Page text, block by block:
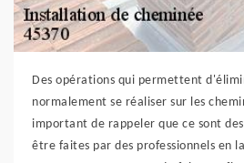
Des opérations qui permettent
normalement se réaliser sur les
important de rappeler que ce sont
être faites par des professionnels en